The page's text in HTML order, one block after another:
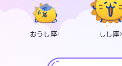
おうし座 しし座